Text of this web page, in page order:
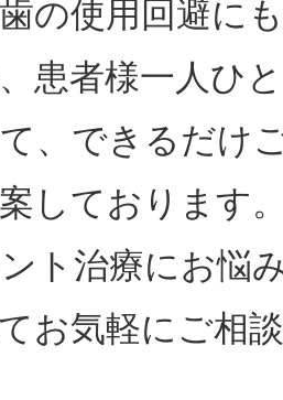
の使用回避に
患者様一人ひ
、できるだけ
しております
ト治療にお悩
お気軽にご相